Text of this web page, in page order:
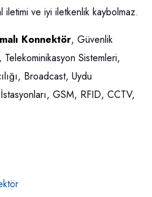
iletimi ve iyi iletkenlik kaybolmaz.
Konnektör, Güvenlik
Sistemleri,
Broadcast, Uydu
GSM, RFID, CCTV,